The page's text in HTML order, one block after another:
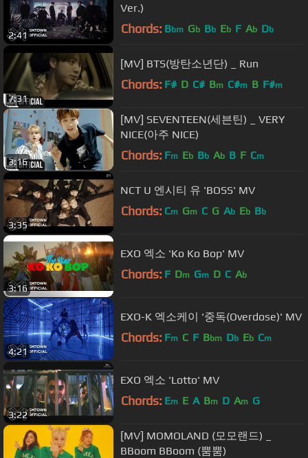
2:41
Ver.)
Chords: Bbm Gb Bb Eb F Ab Db
7:31
[MV] BTS(방탄소년단) _ Run
Chords: F# D C# Bm C#m B F#m
3:16
[MV] SEVENTEEN(세븐틴) _ VERY
NICE(아주 NICE)
Chords: Fm Eb Bb Ab B F Cm
3:35
NCT U 엔시티 유 'BOSS' MV
Chords: Cm Gm C G Ab Eb Bb
3:16
EXO 엑소 'Ko Ko Bop' MV
Chords: F Dm Gm D C Ab
4:21
EXO-K 엑소케이 '중독(Overdose)' MV
Chords: Fm C F Bbm Db Eb Cm
3:22
EXO 엑소 'Lotto' MV
Chords: Em E A Bm D Am G
[MV] MOMOLAND (모모랜드) _
BBoom BBoom (뿜뿜)